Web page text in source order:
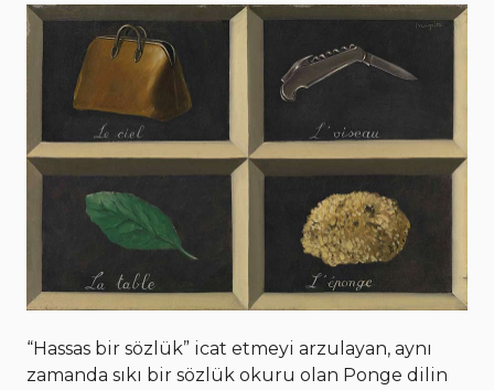
“Hassas bir sözlük” icat etmeyi arzulayan, aynı
zamanda sıkı bir sözlük okuru olan Ponge dilin